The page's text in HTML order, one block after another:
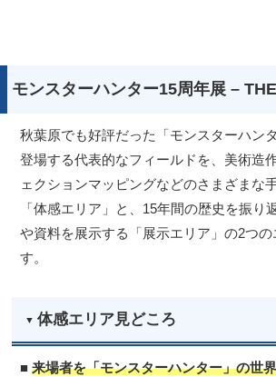
モンスターハンター15周年展 –
秋葉原でも好評だった「モンスターハン
登場する代表的なフィールドを、美術造
ェクションマッピングなどのさまざまな
「体感エリア」と、15年間の歴史を振り
や資料を展示する「展示エリア」の2つの
す。
体感エリア見どころ
■来場者を「モンスターハンター」の世